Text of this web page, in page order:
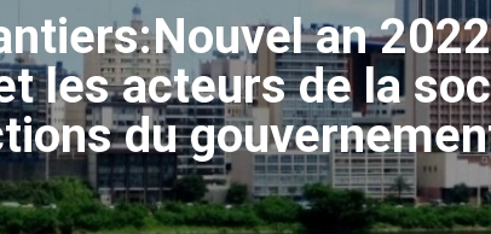
an
les acteurs de la
du